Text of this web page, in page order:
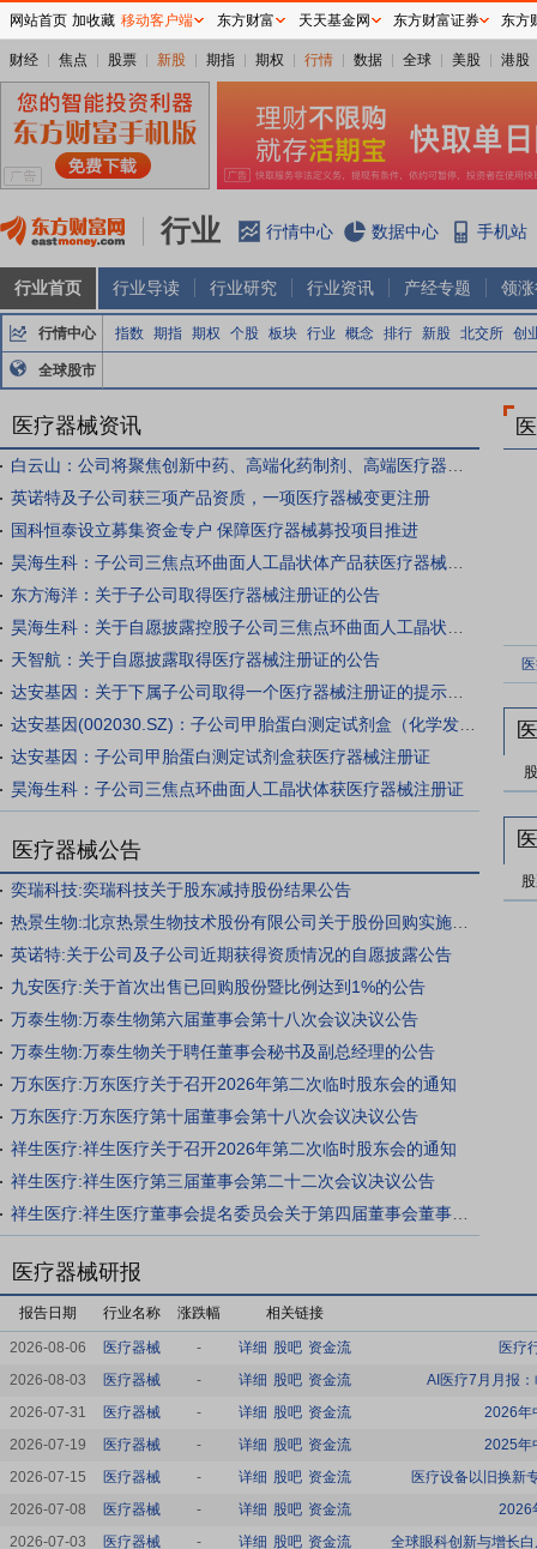
财经 焦点 股票 新股 期指 期权 行情 数据 全球 美股 港股
行业 行情中心 数据中心 手机站
行业首页 行业导读 行业研究 行业资讯 产经专题 领
行情中心 指数 期指 期权 个股 板块 行业 概念 排行 新股 北交所 创
全球股市
医疗器械资讯
英诺特及子公司获三项产品资质，一项医疗器械变更注册
国科恒泰设立募集资金专户 保障医疗器械募投项目推进
东方海洋：关于子公司取得医疗器械注册证的公告
天智航：关于自愿披露取得医疗器械注册证的公告
达安基因：子公司甲胎蛋白测定试剂盒获医疗器械注册证
昊海生科：子公司三焦点环曲面人工晶状体获医疗器械注册证
医疗器械公告
奕瑞科技:奕瑞科技关于股东减持股份结果公告
英诺特:关于公司及子公司近期获得资质情况的自愿披露公告
九安医疗:关于首次出售已回购股份暨比例达到1%的公告
万泰生物:万泰生物第六届董事会第十八次会议决议公告
万泰生物:万泰生物关于聘任董事会秘书及副总经理的公告
万东医疗:万东医疗关于召开2026年第二次临时股东会的通知
万东医疗:万东医疗第十届董事会第十八次会议决议公告
祥生医疗:祥生医疗关于召开2026年第二次临时股东会的通知
祥生医疗:祥生医疗第三届董事会第二十二次会议决议公告
医疗器械研报
报告日期 行业名称 涨跌幅 相关链接
2026-08-06 医疗器械 - 详细 股吧 资金流
医疗
2026-08-03
医疗器械 - 详细 股吧 资金流
AI医疗7月月报
2026-07-31
医疗器械 - 详细 股吧 资金流
2026年
2026-07-19
医疗器械 - 详细 股吧 资金流
2025年
2026-07-15
医疗器械 - 详细 股吧 资金流
医疗设备以旧换新
2026-07-08
医疗器械 - 详细 股吧 资金流
2026
2026-07-03
医疗器械 - 详细 股吧 资金流
全球眼科创新与增长
网站首页 加收藏 移动客户端 东方财富 天天基金网 东方财富证券 东方